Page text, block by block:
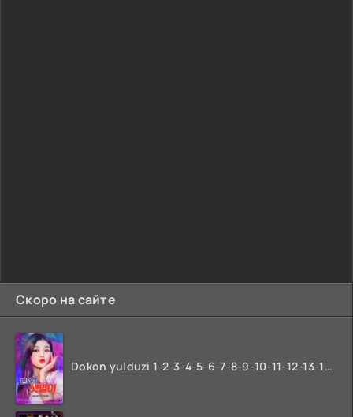
Скоро на сайте
Dokon yulduzi 1-2-3-4-5-6-7-8-9-10-11-12-13-14-15-16-17 Qism Uzbek tilida koreya seryali barcha qismlari o'zbek tilida